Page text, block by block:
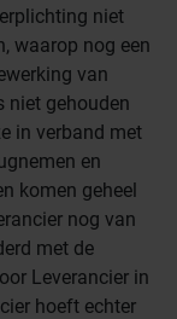
niet
waarop nog een
van
niet gehouden
in verband met
en
komen geheel
nog van
met de
Leverancier in
hoeft echter